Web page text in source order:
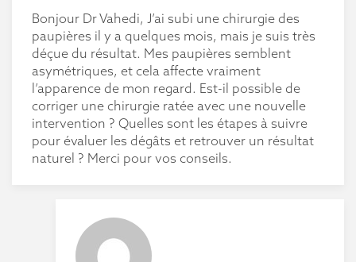
Bonjour Dr Vahedi, J’ai subi une chirurgie des
paupières il y a quelques mois, mais je suis très
déçue du résultat. Mes paupières semblent
asymétriques, et cela affecte vraiment
l’apparence de mon regard. Est-il possible de
corriger une chirurgie ratée avec une nouvelle
intervention ? Quelles sont les étapes à suivre
pour évaluer les dégâts et retrouver un résultat
naturel ? Merci pour vos conseils.